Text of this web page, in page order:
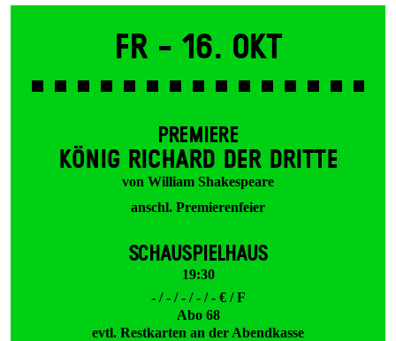
Fr - 16. Okt
PREMIERE
KÖNIG RICHARD DER DRITTE
von William Shakespeare
anschl. Premierenfeier
SCHAUSPIELHAUS
19:30
- / - / - / - / - € / F
Abo 68
evtl. Restkarten an der Abendkasse